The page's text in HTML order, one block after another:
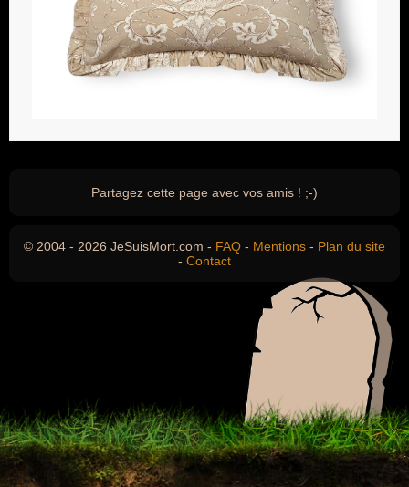
Partagez cette page avec vos amis ! ;-)
© 2004 - 2026 JeSuisMort.com - FAQ - Mentions - Plan du site
- Contact